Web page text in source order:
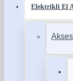
Elektrikli El